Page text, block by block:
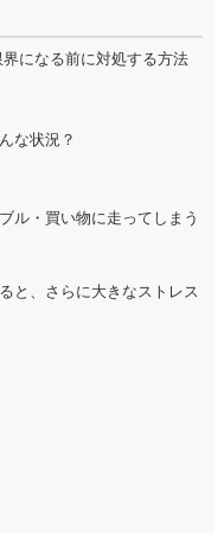
になる前に対処する方法
な状況？
ル・買い物に走ってしまう
と、さらに大きなストレス